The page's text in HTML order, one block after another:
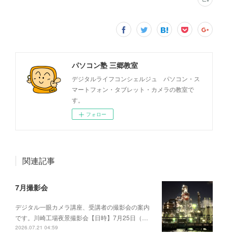
パソコン塾 三郷教室
デジタルライフコンシェルジュ パソコン・ス
マートフォン・タブレット・カメラの教室で
す。
フォロー
関連記事
7月撮影会
デジタル一眼カメラ講座、受講者の撮影会の案内
です。川崎工場夜景撮影会【日時】7月25日（…
2026.07.21 04:59